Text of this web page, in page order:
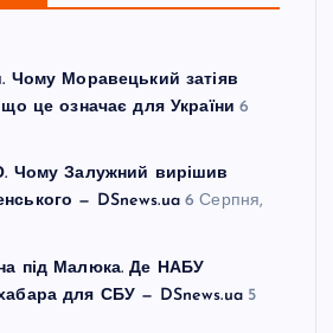
Чому Моравецький затіяв
що це означає для України 6
Чому Залужний вирішив
— DSnews.ua 6 Серпня,
під Малюка. Де НАБУ
для СБУ — DSnews.ua 5